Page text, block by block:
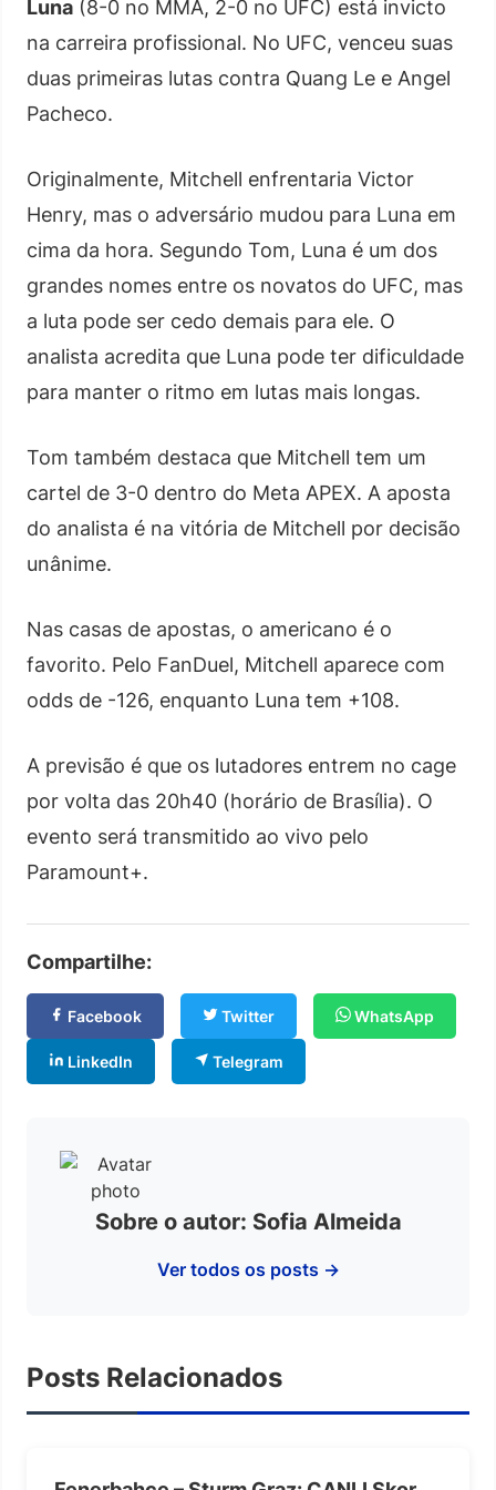
Luna (8-0 no MMA, 2-0 no UFC) está invicto
na carreira profissional. No UFC, venceu suas
duas primeiras lutas contra Quang Le e Angel
Pacheco.
Originalmente, Mitchell enfrentaria Victor
Henry, mas o adversário mudou para Luna em
cima da hora. Segundo Tom, Luna é um dos
grandes nomes entre os novatos do UFC, mas
a luta pode ser cedo demais para ele. O
analista acredita que Luna pode ter dificuldade
para manter o ritmo em lutas mais longas.
Tom também destaca que Mitchell tem um
cartel de 3-0 dentro do Meta APEX. A aposta
do analista é na vitória de Mitchell por decisão
unânime.
Nas casas de apostas, o americano é o
favorito. Pelo FanDuel, Mitchell aparece com
odds de -126, enquanto Luna tem +108.
A previsão é que os lutadores entrem no cage
por volta das 20h40 (horário de Brasília). O
evento será transmitido ao vivo pelo
Paramount+.
Compartilhe:
Facebook Twitter WhatsApp
LinkedIn Telegram
Sobre o autor: Sofia Almeida
Ver todos os posts →
Posts Relacionados